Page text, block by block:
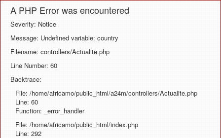
A PHP Error was encountered
Severity: Notice
Message: Undefined variable: country
Filename: controllers/Actualite.php
Line Number: 60
Backtrace:
File: /home/africamo/public_html/a24m/controllers/Actualite.php
Line: 60
Function: _error_handler
File: /home/africamo/public_html/index.php
Line: 292